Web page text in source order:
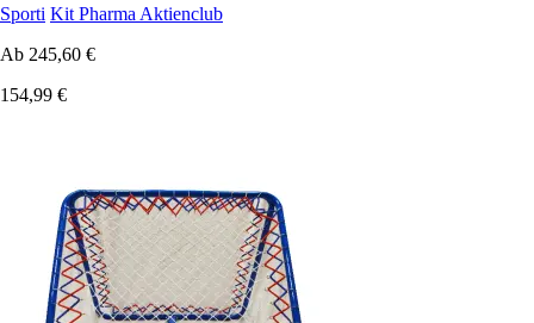
Sporti Kit Pharma Aktienclub
Ab 245,60 €
154,99 €